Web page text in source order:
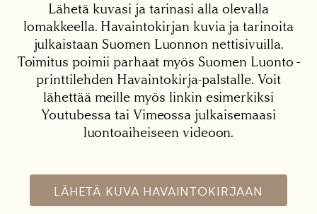
Lähetä kuvasi ja tarinasi alla olevalla
lomakkeella. Havaintokirjan kuvia ja tarinoita
julkaistaan Suomen Luonnon nettisivuilla.
Toimitus poimii parhaat myös Suomen Luonto -
printtilehden Havaintokirja-palstalle. Voit
lähettää meille myös linkin esimerkiksi
Youtubessa tai Vimeossa julkaisemaasi
luontoaiheiseen videoon.
LÄHETÄ KUVA HAVAINTOKIRJAAN